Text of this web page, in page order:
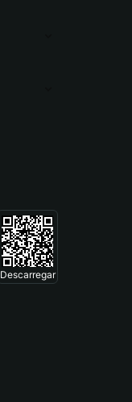
Descarregar